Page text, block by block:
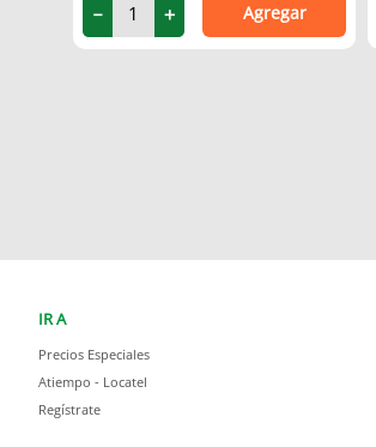
＋
－ Agregar
IR A
Precios Especiales
Atiempo - Locatel
Regístrate